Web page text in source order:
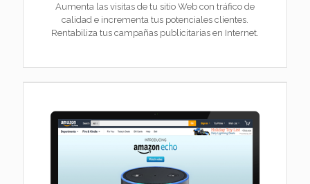
Aumenta las visitas de tu sitio Web con tráfico de
calidad e incrementa tus potenciales clientes.
Rentabiliza tus campañas publicitarias en Internet.